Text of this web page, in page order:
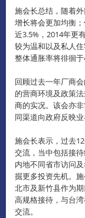
施会长总结，随着
增长将会更加均衡
近3.5%，2014年更
较为温和以及私人
整体通胀率将徘徊于
回顾过去一年厂商
的营商环境及政策
商的实况。 该会亦
同渠道向政府反映业
施会长表示，过去
交流，当中包括接
内地不同省市访问
掘更多投资先机。
北市及新竹县作为
高规格接待，与台
交流。